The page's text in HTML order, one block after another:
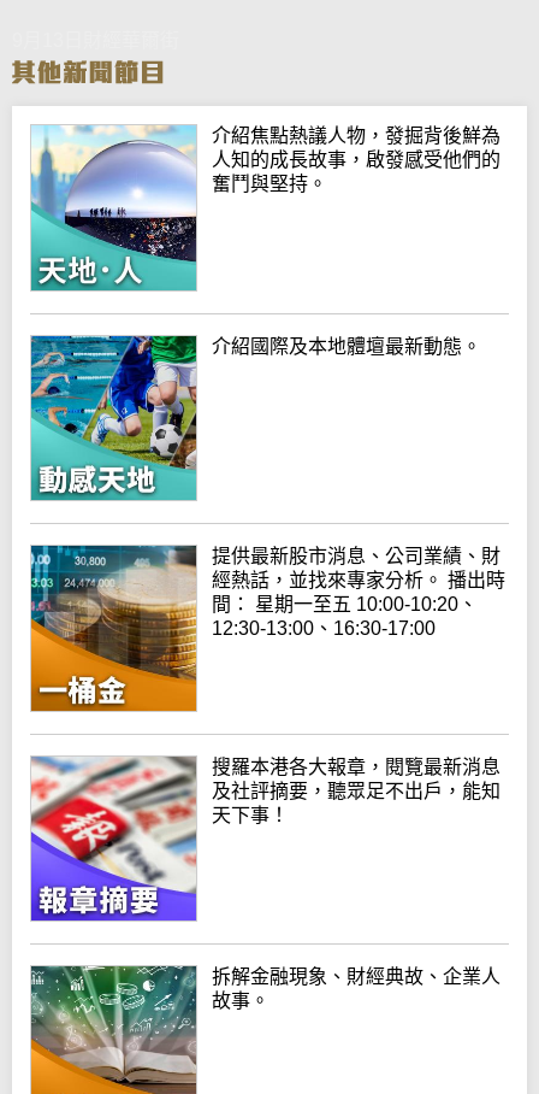
介紹焦點熱議人物，發掘背後鮮為
人知的成長故事，啟發感受他們的
奮鬥與堅持。
介紹國際及本地體壇最新動態。
提供最新股市消息、公司業績、財
經熱話，並找來專家分析。 播出時
間： 星期一至五 10:00-10:20、
12:30-13:00、16:30-17:00
搜羅本港各大報章，閱覽最新消息
及社評摘要，聽眾足不出戶，能知
天下事！
拆解金融現象、財經典故、企業人
故事。